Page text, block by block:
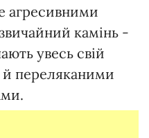
агресивними
камінь -
увесь свій
й переляканими